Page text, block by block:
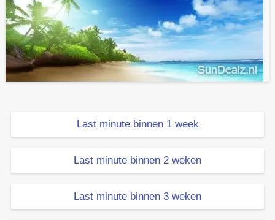
Last minute binnen 1 week
Last minute binnen 2 weken
Last minute binnen 3 weken